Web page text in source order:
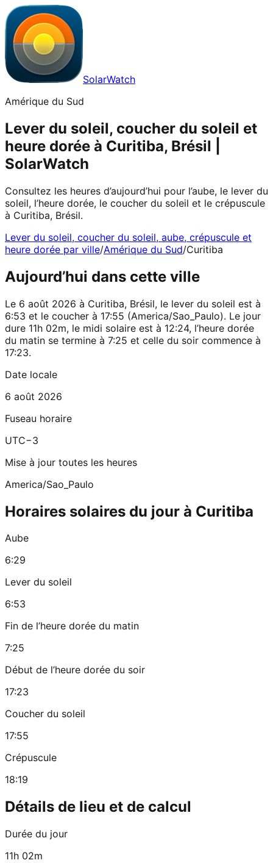
SolarWatch
Amérique du Sud
Lever du soleil, coucher du soleil et
heure dorée à Curitiba, Brésil |
SolarWatch
Consultez les heures d’aujourd’hui pour l’aube, le lever du
soleil, l’heure dorée, le coucher du soleil et le crépuscule
à Curitiba, Brésil.
Lever du soleil, coucher du soleil, aube, crépuscule et
heure dorée par ville/Amérique du Sud/Curitiba
Aujourd’hui dans cette ville
Le 6 août 2026 à Curitiba, Brésil, le lever du soleil est à
6:53 et le coucher à 17:55 (America/Sao_Paulo). Le jour
dure 11h 02m, le midi solaire est à 12:24, l’heure dorée
du matin se termine à 7:25 et celle du soir commence à
17:23.
Date locale
6 août 2026
Fuseau horaire
UTC−3
Mise à jour toutes les heures
America/Sao_Paulo
Horaires solaires du jour à Curitiba
Aube
6:29
Lever du soleil
6:53
Fin de l’heure dorée du matin
7:25
Début de l’heure dorée du soir
17:23
Coucher du soleil
17:55
Crépuscule
18:19
Détails de lieu et de calcul
Durée du jour
11h 02m